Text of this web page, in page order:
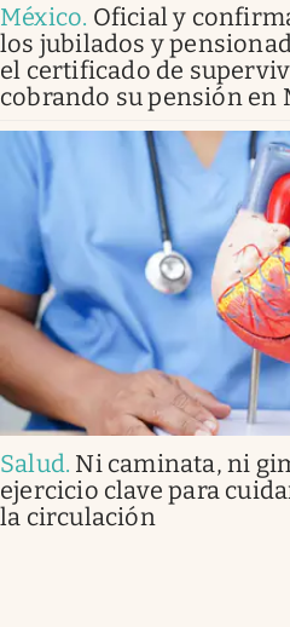
México. Oficial y
los jubilados y
el certificado de
cobrando su pensión en
Salud. Ni caminata, ni
ejercicio clave para
la circulación